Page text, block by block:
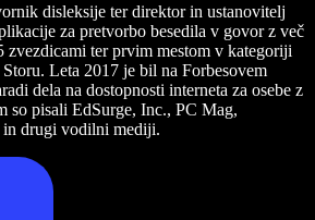
disleksije ter direktor in ustanovitelj
za pretvorbo besedila v govor z več
zvezdicami ter prvim mestom v kategoriji
Leta 2017 je bil na Forbesovem
dela na dostopnosti interneta za osebe z
so pisali EdSurge, Inc., PC Mag,
in drugi vodilni mediji.